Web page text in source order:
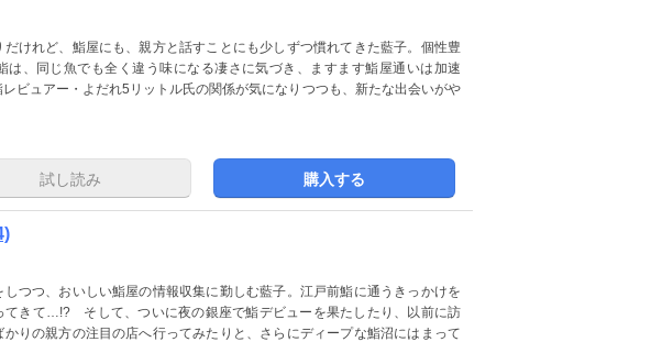
けれど、鮨屋にも、親方と話すことにも少しずつ慣れてきた藍子。個性豊
は、同じ魚でも全く違う味になる凄さに気づき、ますます鮨屋通いは加速
ビュアー・よだれ5リットル氏の関係が気になりつつも、新たな出会いがや
試し読み 購入する
つつ、おいしい鮨屋の情報収集に勤しむ藍子。江戸前鮨に通うきっかけを
てきて…!? そして、ついに夜の銀座で鮨デビューを果たしたり、以前に訪
りの親方の注目の店へ行ってみたりと、さらにディープな鮨沼にはまって